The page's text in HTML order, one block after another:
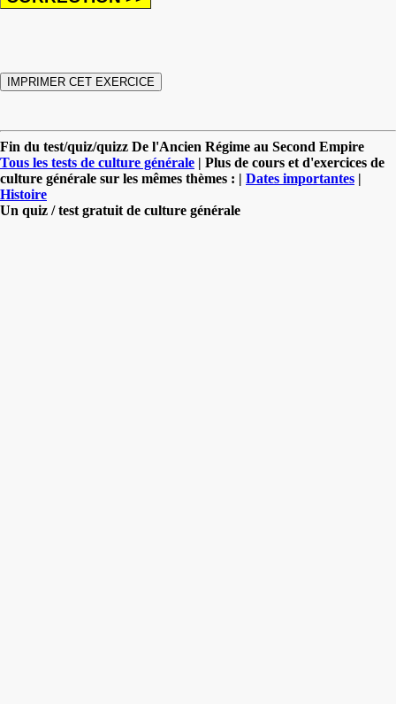
Fin du test/quiz/quizz De l'Ancien Régime au Second Empire
Tous les tests de culture générale | Plus de cours et d'exercices de
culture générale sur les mêmes thèmes : | Dates importantes |
Histoire
Un quiz / test gratuit de culture générale